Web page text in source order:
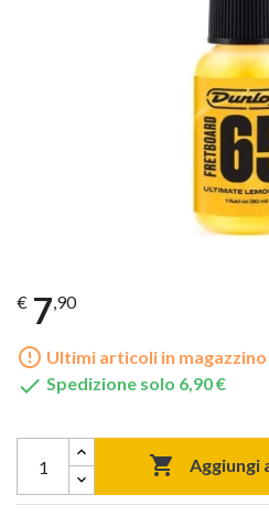
€ 7,90
error_outline Ultimi articoli in magazzino
 Spedizione solo 6,90 €
 Aggiungi